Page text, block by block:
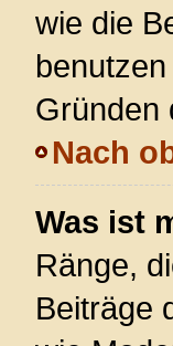
wie die
Gründen
Nach
Was ist
Ränge,
Beiträge